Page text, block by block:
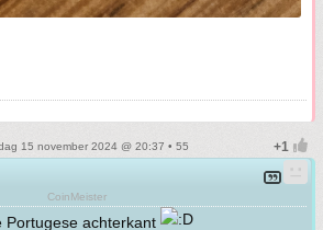
15 november 2024 @ 20:37 • 55
CoinMeister
Portugese achterkant